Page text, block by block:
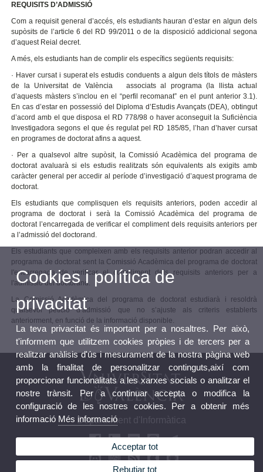
REQUISITS D’ADMISSIÓ
Com a requisit general d’accés, els estudiants hauran d’estar en algun dels
supòsits de l’article 6 del RD 99/2011 o de la disposició addicional segona
d’aquest Reial decret.
A més, els estudiants han de complir els específics següents requisits:
· Haver cursat i superat els estudis conduents a algun dels títols de màsters
de la Universitat de València associats al programa (la llista actual
d’aquests màsters s’inclou en el “perfil recomanat” en el punt anterior 3.1).
En cas d’estar en possessió del Diploma d’Estudis Avançats (DEA), obtingut
d’acord amb el que disposa el RD 778/98 o haver aconseguit la Suficiència
Investigadora segons el que és regulat pel RD 185/85, l’han d’haver cursat
en programes de doctorat afins a aquest.
· Per a qualsevol altre supòsit, la Comissió Acadèmica del programa de
doctorat avaluarà si els estudis realitzats són equivalents als exigits amb
caràcter general per accedir al període d’investigació d’aquest programa de
doctorat.
Els estudiants que complisquen els requisits anteriors, poden accedir al
programa de doctorat i serà la Comissió Acadèmica del programa de
doctorat l’encarregada de verificar el compliment dels requisits anteriors per
a l’admissió del doctorand.
Els estudiants que compleixen amb els requisits anterior podran accedir al
programa de doctorat sent la Comissió Acadèmica del programa de doctorat
l'encarregada de verificar el compliment dels requisits anteriors per a
l'admissió del doctorand.
La Comissió Acadèmica del programa de doctorat estudiarà i resoldrà
qualsevol petició d’admissió que no s’ajuste als criteris establerts
anteriorment, en funció de la informació disponible.
Departament d'Informàtica
Cookies i política de
privacitat
La teva privacitat és important per a nosaltres. Per això,
t'informem que utilitzem cookies pròpies i de tercers per a
realitzar anàlisis d'ús i mesurament de la nostra pàgina web
amb la finalitat de personalitzar continguts,així com
proporcionar funcionalitats a les xarxes socials o analitzar el
nostre trànsit. Per a continuar accepta o modifica la
configuració de les nostres cookies. Per a obtenir més
informació Més informació
Acceptar tot
Rebutjar tot